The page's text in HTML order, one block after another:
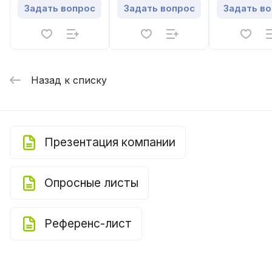
Задать вопрос Задать вопрос Задать
Назад к списку
Презентация компании
Опросные листы
Референс-лист